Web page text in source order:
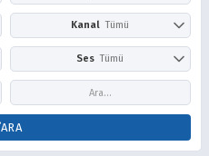
Yaz
Sonbahar
Çizgi Film
Dizi
Film
Kanal Tümü
Disney+
HBO Max /
Paramount+ Peacock
Ses Tümü
ARA